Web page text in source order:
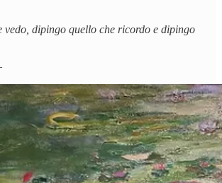
vedo, dipingo quello che ricordo e dipingo